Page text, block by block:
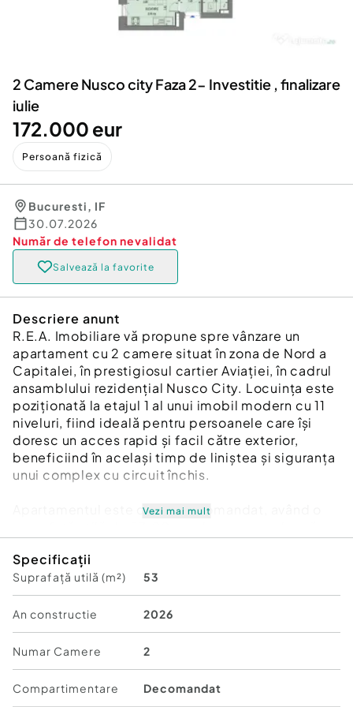
Inchiriere Bunuri si Vehicule
Utilaje agricole si industriale
Piese auto si accesorii
2 Camere Nusco city Faza 2- Investitie , finalizare
iulie
172.000 eur
Persoană fizică
Bucuresti, IF
30.07.2026
Număr de telefon nevalidat
Salvează la favorite
Descriere anunt
R.E.A. Imobiliare vă propune spre vânzare un
apartament cu 2 camere situat în zona de Nord a
Capitalei, în prestigiosul cartier Aviației, în cadrul
ansamblului rezidențial Nusco City. Locuința este
poziționată la etajul 1 al unui imobil modern cu 11
niveluri, fiind ideală pentru persoanele care își
doresc un acces rapid și facil către exterior,
beneficiind în același timp de liniștea și siguranța
unui complex cu circuit închis.
Apartamentul este de tip decomandat, având o
de 52,01 mp. Compartimentarea este una
inteligentă și ergonomică: un living generos de
17,82 mp, un dormitor luminos de 12,47 mp, o
bucătărie separată de 8,44 mp și o baie spațioasă
de 4,59 mp. Unitățile sunt completate de un hol
de acces care optimizează circulația în interiorul
casei, oferind un sentiment de spațiu și ordine.
Proprietatea beneficiază de dotări de ultimă
Vezi mai mult
Specificații
Suprafață utilă (m²) 53
An constructie 2026
Numar Camere 2
Compartimentare Decomandat